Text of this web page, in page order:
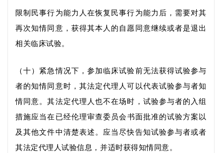
限制民事行为能力人在恢复民事行为能力后，需要对其
再次知情同意，获得其本人的自愿同意继续或者是退出
相关临床试验。
（十）紧急情况下，参加临床试验前无法获得试验参与
者的知情同意时，其法定代理人可以代表试验参与者知
情同意。其法定代理人也不在场时，试验参与者的入组
措施应当在 已经伦理审查委员会书面批准的试验方案以
及其他文件中清楚表述。 应当尽快告知试验参与者或者
其法定代理人试验信息，并适时获得知情同意。